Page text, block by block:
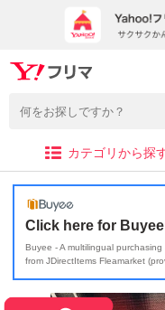
カテゴリから探
Click here for Buyee
Buyee - A multilingual
from JDirectItems Fleamarket